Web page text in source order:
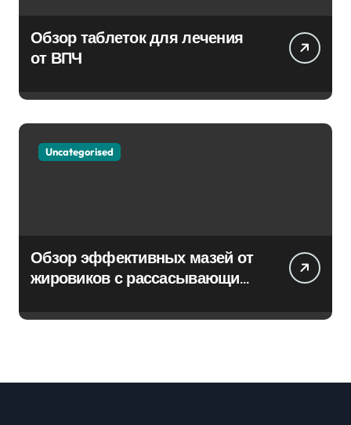
Обзор таблеток для лечения
от ВПЧ
Uncategorised
Обзор эффективных мазей от
жировиков с рассасывающим